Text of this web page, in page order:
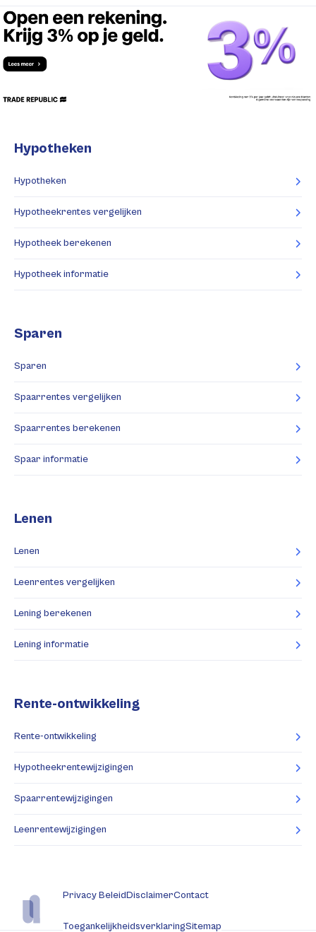
Hypotheken
Hypotheken
Hypotheekrentes vergelijken
Hypotheek berekenen
Hypotheek informatie
Sparen
Sparen
Spaarrentes vergelijken
Spaarrentes berekenen
Spaar informatie
Lenen
Lenen
Leenrentes vergelijken
Lening berekenen
Lening informatie
Rente-ontwikkeling
Rente-ontwikkeling
Hypotheekrentewijzigingen
Spaarrentewijzigingen
Leenrentewijzigingen
Privacy BeleidDisclaimerContact
ToegankelijkheidsverklaringSitemap